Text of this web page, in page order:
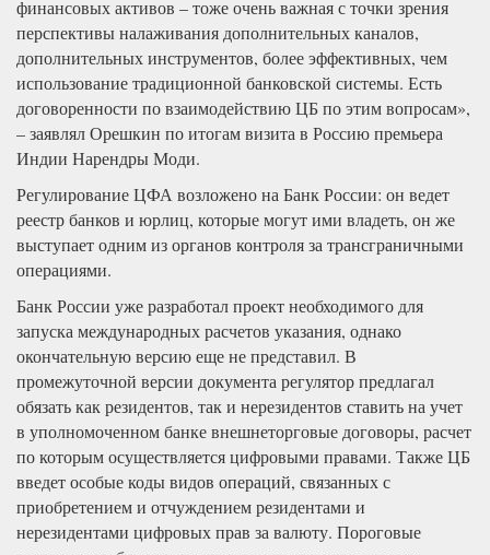
финансовых активов – тоже очень важная с точки зрения
перспективы налаживания дополнительных каналов,
дополнительных инструментов, более эффективных, чем
использование традиционной банковской системы. Есть
договоренности по взаимодействию ЦБ по этим вопросам»,
– заявлял Орешкин по итогам визита в Россию премьера
Индии Нарендры Моди.
Регулирование ЦФА возложено на Банк России: он ведет
реестр банков и юрлиц, которые могут ими владеть, он же
выступает одним из органов контроля за трансграничными
операциями.
Банк России уже разработал проект необходимого для
запуска международных расчетов указания, однако
окончательную версию еще не представил. В
промежуточной версии документа регулятор предлагал
обязать как резидентов, так и нерезидентов ставить на учет
в уполномоченном банке внешнеторговые договоры, расчет
по которым осуществляется цифровыми правами. Также ЦБ
введет особые коды видов операций, связанных с
приобретением и отчуждением резидентами и
нерезидентами цифровых прав за валюту. Пороговые